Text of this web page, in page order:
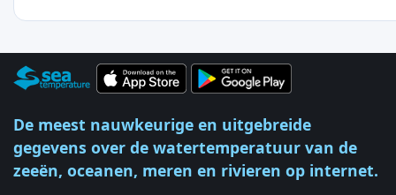
De meest nauwkeurige en uitgebreide
gegevens over de watertemperatuur van de
zeeën, oceanen, meren en rivieren op internet.